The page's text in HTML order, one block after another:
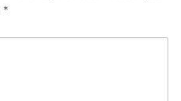
*